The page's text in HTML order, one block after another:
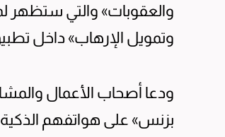
والعقوبات» والتي
وتمويل الإرهاب» داخل
ودعا أصحاب الأعمال
بزنس» على هواتفهم